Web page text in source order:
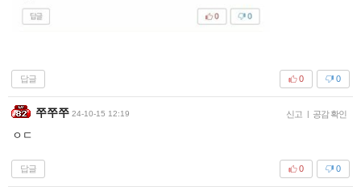
답글 0
0
쭈쭈쭈 24-10-15 12:19 신고 | 공감 확인
ㅇㄷ
답글 0
0